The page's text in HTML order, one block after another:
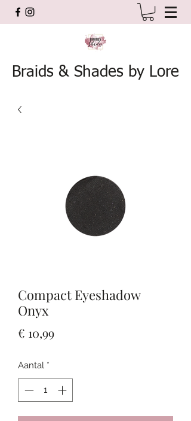
Braids & Shades by Lore
Compact Eyeshadow
Onyx
€ 10,99Prijs
Aantal *